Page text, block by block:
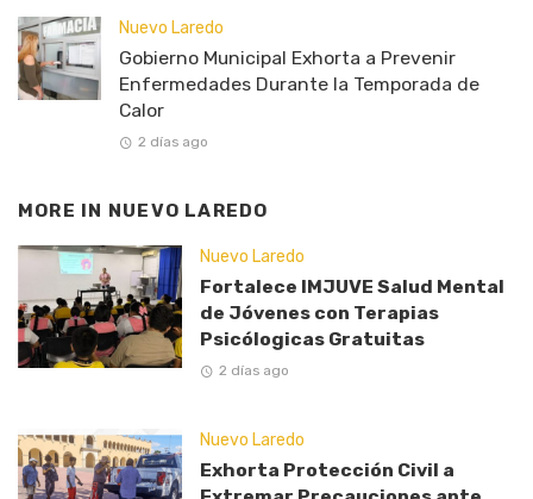
Nuevo Laredo
Gobierno Municipal Exhorta a Prevenir
Enfermedades Durante la Temporada de
Calor
2 días ago
MORE IN NUEVO LAREDO
Nuevo Laredo
Fortalece IMJUVE Salud Mental
de Jóvenes con Terapias
Psicólogicas Gratuitas
2 días ago
Nuevo Laredo
Exhorta Protección Civil a